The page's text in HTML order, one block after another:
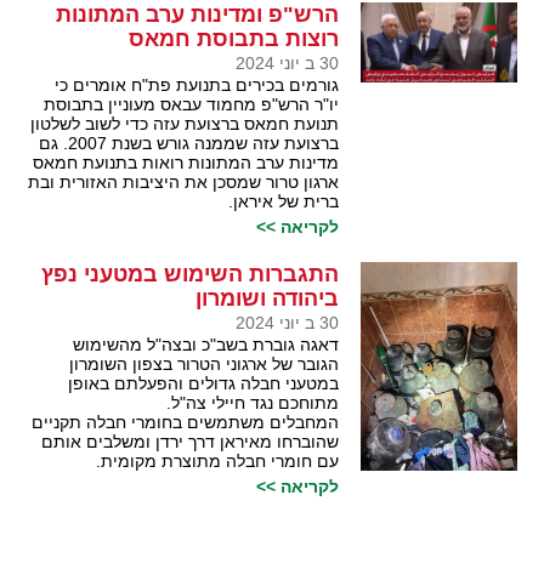
הרש"פ ומדינות ערב המתונות
רוצות בתבוסת חמאס
30 ב יוני 2024
גורמים בכירים בתנועת פת"ח אומרים כי
יו"ר הרש"פ מחמוד עבאס מעוניין בתבוסת
תנועת חמאס ברצועת עזה כדי לשוב לשלטון
ברצועת עזה שממנה גורש בשנת 2007. גם
מדינות ערב המתונות רואות בתנועת חמאס
ארגון טרור שמסכן את היציבות האזורית ובת
ברית של איראן.
לקריאה >>
התגברות השימוש במטעני נפץ
ביהודה ושומרון
30 ב יוני 2024
דאגה גוברת בשב"כ ובצה"ל מהשימוש
הגובר של ארגוני הטרור בצפון השומרון
במטעני חבלה גדולים והפעלתם באופן
מתוחכם נגד חיילי צה"ל.
המחבלים משתמשים בחומרי חבלה תקניים
שהוברחו מאיראן דרך ירדן ומשלבים אותם
עם חומרי חבלה מתוצרת מקומית.
לקריאה >>